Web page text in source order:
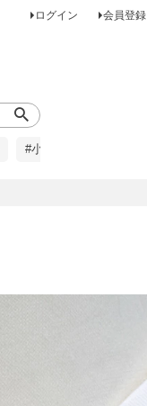
ログイン 会員登録
#小柄な方に